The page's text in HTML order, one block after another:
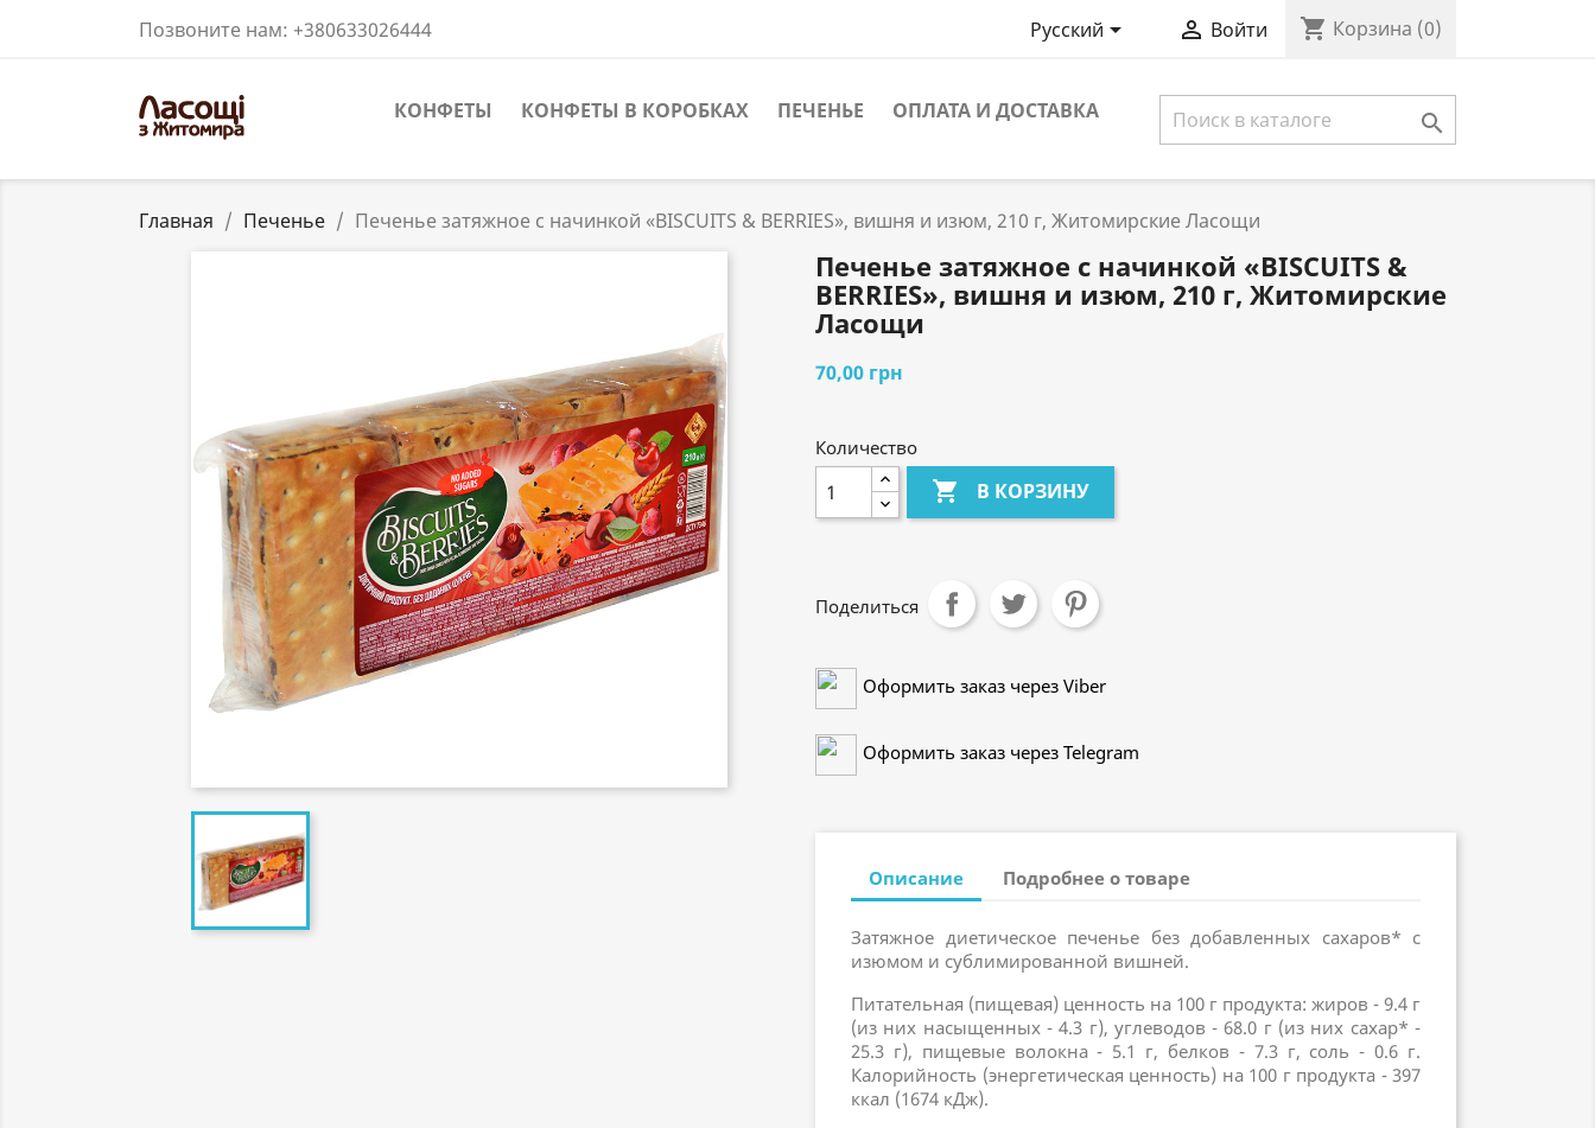
Позвоните нам: +380633026444 Русский  Войти shopping_cart Корзина (0)
КОНФЕТЫ КОНФЕТЫ В КОРОБКАХ ПЕЧЕНЬЕ ОПЛАТА И ДОСТАВКА 
Главная Печенье Печенье затяжное с начинкой «BISCUITS & BERRIES», вишня и изюм, 210 г, Житомирские Ласощи
Печенье затяжное с начинкой «BISCUITS &
BERRIES», вишня и изюм, 210 г, Житомирские
Ласощи
70,00 грн
Количество
 В КОРЗИНУ
Поделиться
Оформить заказ через Viber
Оформить заказ через Telegram
Описание Подробнее о товаре
Затяжное диетическое печенье без добавленных сахаров* с
изюмом и сублимированной вишней.
Питательная (пищевая) ценность на 100 г продукта: жиров - 9.4 г
(из них насыщенных - 4.3 г), углеводов - 68.0 г (из них сахар* -
25.3 г), пищевые волокна - 5.1 г, белков - 7.3 г, соль - 0.6 г.
Калорийность (энергетическая ценность) на 100 г продукта - 397
ккал (1674 кДж).